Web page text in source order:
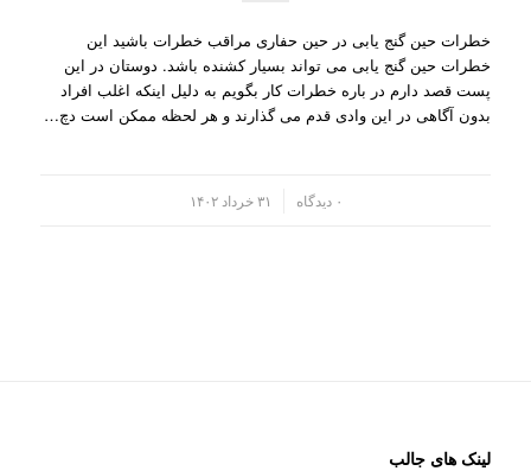
خطرات حین گنج یابی در حین حفاری مراقب خطرات باشید این
خطرات حین گنج یابی می تواند بسیار کشنده باشد. دوستان در این
پست قصد دارم در باره خطرات کار بگویم به دلیل اینکه اغلب افراد
بدون آگاهی در این وادی قدم می گذارند و هر لحظه ممکن است دچ…
۰ دیدگاه ۳۱ خرداد ۱۴۰۲
لینک های جالب